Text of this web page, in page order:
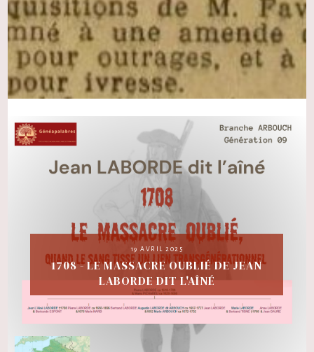
19 AVRIL 2025
1708 - LE MASSACRE OUBLIÉ DE JEAN
LABORDE DIT L'AÎNÉ